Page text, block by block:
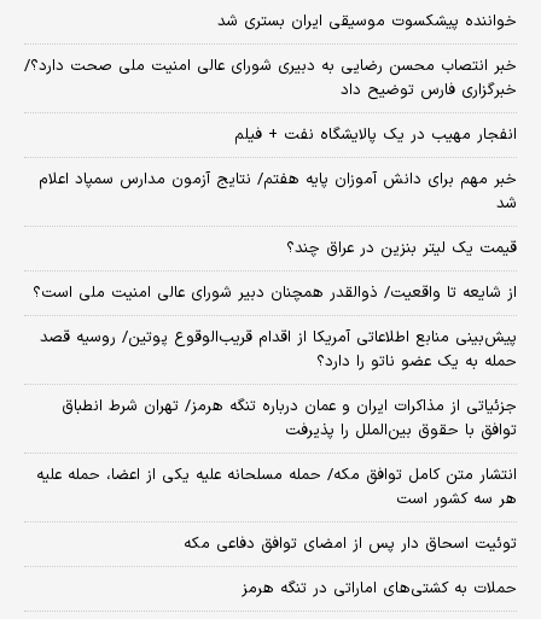
خواننده پیشکسوت موسیقی ایران بستری شد
خبر انتصاب محسن رضایی به دبیری شورای عالی امنیت ملی صحت دارد؟/
خبرگزاری فارس توضیح داد
انفجار مهیب در یک پالایشگاه نفت + فیلم
خبر مهم برای دانش آموزان پایه هفتم/ نتایج آزمون مدارس سمپاد اعلام
شد
قیمت یک لیتر بنزین در عراق چند؟
از شایعه تا واقعیت/ ذوالقدر همچنان دبیر شورای ‌عالی امنیت ملی است؟
پیش‌بینی منابع اطلاعاتی آمریکا از اقدام قریب‌الوقوع پوتین/ روسیه قصد
حمله به یک عضو ناتو را دارد؟
جزئیاتی از مذاکرات ایران و عمان درباره تنگه هرمز/ تهران شرط انطباق
توافق با حقوق بین‌الملل را پذیرفت
انتشار متن کامل توافق مکه/ حمله مسلحانه علیه یکی از اعضا، حمله علیه
هر سه کشور است
توئیت اسحاق دار پس از امضای توافق دفاعی مکه
حملات به کشتی‌های اماراتی در تنگه هرمز